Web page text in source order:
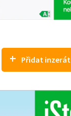
+ Přidat inzerát